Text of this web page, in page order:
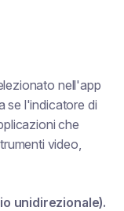
nell'app
se l'indicatore di
che
video,
unidirezionale).